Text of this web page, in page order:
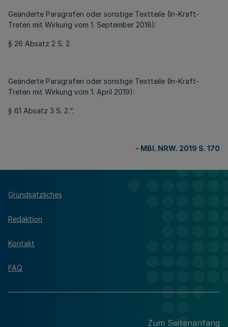
Geänderte Paragrafen oder sonstige Textteile (In-Kraft-
Treten mit Wirkung vom 1. September 2018):
§ 26 Absatz 2 S. 2.
Geänderte Paragrafen oder sonstige Textteile (In-Kraft-
Treten mit Wirkung vom 1. April 2019):
§ 61 Absatz 3 S. 2.“.
- MBl. NRW. 2019 S. 170
Grundsätzliches
Redaktion
Kontakt
FAQ
Zum Seitenanfang